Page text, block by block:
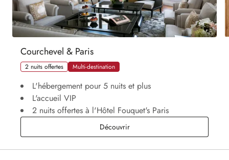
Courchevel & Paris
2 nuits offertes Multi-destination
L'hébergement pour 5 nuits et plus
L'accueil VIP
2 nuits offertes à l'Hôtel Fouquet's Paris
DécouvrirCourchevel & Paris